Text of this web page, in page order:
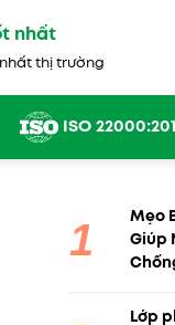
nhất
thị trường
ISO
Mẹo
Giúp
Lớp